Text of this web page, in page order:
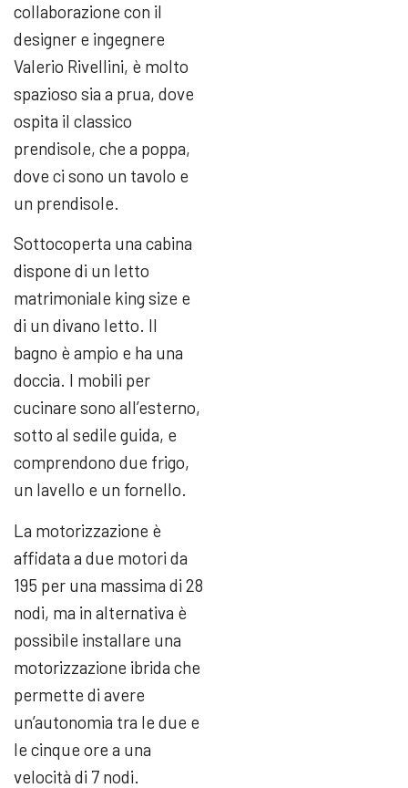
collaborazione con il
designer e ingegnere
Valerio Rivellini, è molto
spazioso sia a prua, dove
ospita il classico
prendisole, che a poppa,
dove ci sono un tavolo e
un prendisole.
Sottocoperta una cabina
dispone di un letto
matrimoniale king size e
di un divano letto. Il
bagno è ampio e ha una
doccia. I mobili per
cucinare sono all’esterno,
sotto al sedile guida, e
comprendono due frigo,
un lavello e un fornello.
La motorizzazione è
affidata a due motori da
195 per una massima di 28
nodi, ma in alternativa è
possibile installare una
motorizzazione ibrida che
permette di avere
un’autonomia tra le due e
le cinque ore a una
velocità di 7 nodi.